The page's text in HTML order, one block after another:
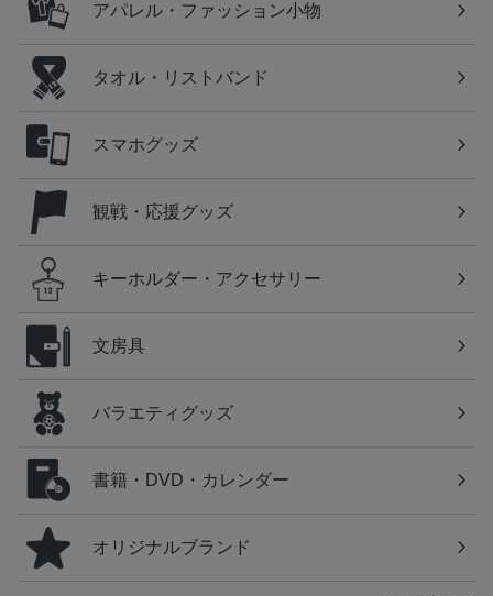
アパレル・ファッション小物
タオル・リストバンド
スマホグッズ
観戦・応援グッズ
キーホルダー・アクセサリー
文房具
バラエティグッズ
書籍・DVD・カレンダー
オリジナルブランド